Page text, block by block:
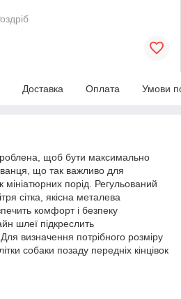
Доставка Оплата Умови
щоб бути максимально
що так важливо для
мініатюрних порід. Регульований
сітка, якісна металева
комфорт і безпеку
шлеї підкреслить
Для визначення потрібного розміру
собаки позаду передніх кінцівок